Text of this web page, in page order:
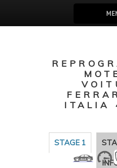
ITALIA
STAGE 1